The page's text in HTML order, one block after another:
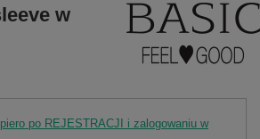
w
po REJESTRACJI i zalogowaniu w